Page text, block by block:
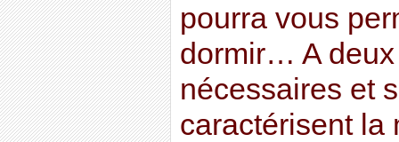
pourra vous
dormir… A
nécessaires et
caractérisent la